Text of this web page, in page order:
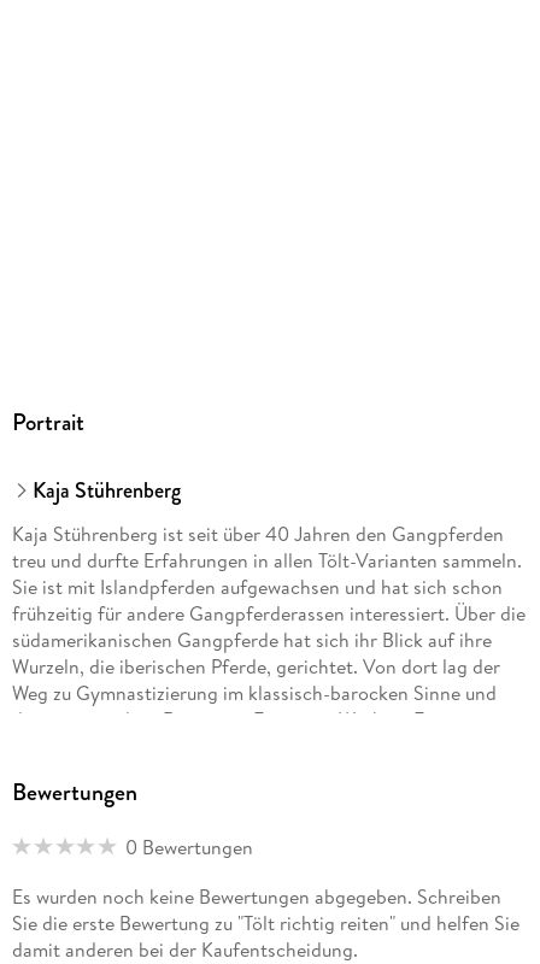
Portrait
Kaja Stührenberg
Kaja Stührenberg ist seit über 40 Jahren den Gangpferden
treu und durfte Erfahrungen in allen Tölt-Varianten sammeln.
Sie ist mit Islandpferden aufgewachsen und hat sich schon
frühzeitig für andere Gangpferderassen interessiert. Über die
südamerikanischen Gangpferde hat sich ihr Blick auf ihre
Wurzeln, die iberischen Pferde, gerichtet. Von dort lag der
Weg zu Gymnastizierung im klassisch-barocken Sinne und
der angewandten Reiterei in Form von Working Equitation
fühlt sie sich zudem der schreibenden Zunft verbunden und
verschiedenen Pferde-Fachmagazinen. Sie lebt mit ihrem
kajastuehrenberg. de
Bewertungen
0 Bewertungen
Es wurden noch keine Bewertungen abgegeben. Schreiben
Sie die erste Bewertung zu "Tölt richtig reiten" und helfen Sie
damit anderen bei der Kaufentscheidung.